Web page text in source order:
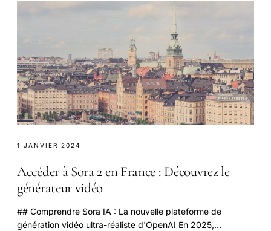
1 JANVIER 2024
Accéder à Sora 2 en France : Découvrez le
générateur vidéo
## Comprendre Sora IA : La nouvelle plateforme de
génération vidéo ultra-réaliste d'OpenAI En 2025,